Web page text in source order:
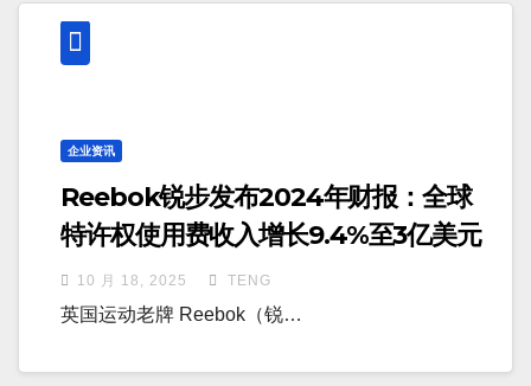
企业资讯
Reebok锐步发布2024年财报：全球
特许权使用费收入增长9.4%至3亿美元
10 月 18, 2025 TENG
英国运动老牌 Reebok（锐…